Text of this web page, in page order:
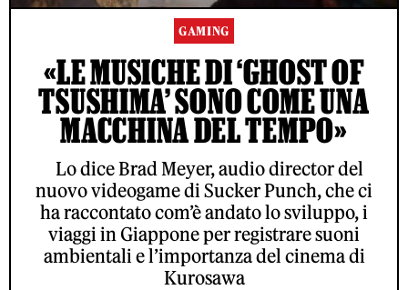
GAMING
«LE MUSICHE DI ‘GHOST OF
TSUSHIMA’ SONO COME UNA
MACCHINA DEL TEMPO»
Lo dice Brad Meyer, audio director del
nuovo videogame di Sucker Punch, che ci
ha raccontato com’è andato lo sviluppo, i
viaggi in Giappone per registrare suoni
ambientali e l’importanza del cinema di
Kurosawa